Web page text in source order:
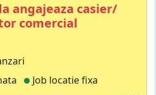
angajeaza casier/
comercial
Job locatie fixa